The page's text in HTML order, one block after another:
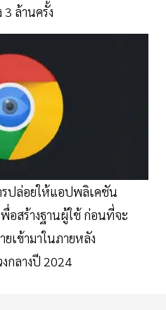
ล้านครั้ง
รปล่อยให้แอปพลิเคชัน
อสร้างฐานผู้ใช้ ก่อนที่จะ
เข้ามาในภายหลัง
กลางปี 2024